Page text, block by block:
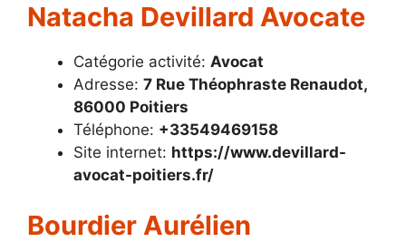
Natacha Devillard Avocate
Catégorie activité: Avocat
Adresse: 7 Rue Théophraste Renaudot,
86000 Poitiers
Téléphone: +33549469158
Site internet: https://www.devillard-
avocat-poitiers.fr/
Bourdier Aurélien